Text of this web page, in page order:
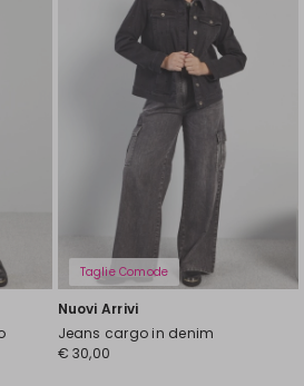
Taglie Comode
Nuovi Arrivi
Jeans cargo in denim
€ 30,00